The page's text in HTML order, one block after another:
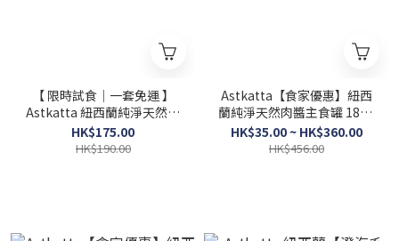
【 限時試食│一套免運 】
Astkatta 紐西蘭純淨天然肉
醬主食罐 180g x 5罐 (平均口
味)
HK$175.00
HK$190.00
Astkatta【食家優惠】紐西
蘭純淨天然肉醬主食罐 180g
x12罐 (平均口味)
HK$35.00 ~ HK$360.00
HK$456.00